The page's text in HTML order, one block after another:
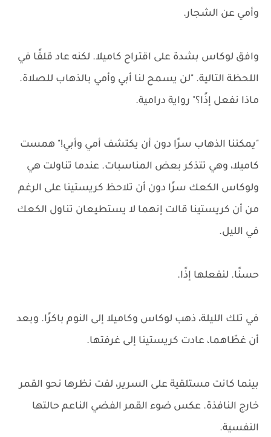
وأمي عن الشجار.
وافق لوكاس بشدة على اقتراح كاميلا. لكنه عاد قلقًا في
اللحظة التالية. "لن يسمح لنا أبي وأمي بالذهاب للصلاة.
ماذا نفعل إذًا؟" رواية درامية.
"يمكننا الذهاب سرًا دون أن يكتشف أمي وأبي!" همست
كاميلا، وهي تتذكر بعض المناسبات. عندما تناولت هي
ولوكاس الكعك سرًا دون أن تلاحظ كريستينا على الرغم
من أن كريستينا قالت إنهما لا يستطيعان تناول الكعك
في الليل.
حسنًا. لنفعلها إذًا.
في تلك الليلة، ذهب لوكاس وكاميلا إلى النوم باكرًا. وبعد
أن غطّاهما، عادت كريستينا إلى غرفتها.
بينما كانت مستلقية على السرير، لفت نظرها نحو القمر
خارج النافذة. عكس ضوء القمر الفضي الناعم حالتها
النفسية.